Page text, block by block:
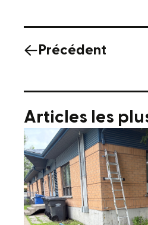
Précédent
Articles les